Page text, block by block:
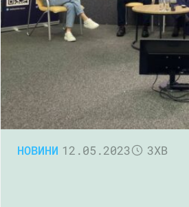
НОВИНИ 12.05.2023 3ХВ